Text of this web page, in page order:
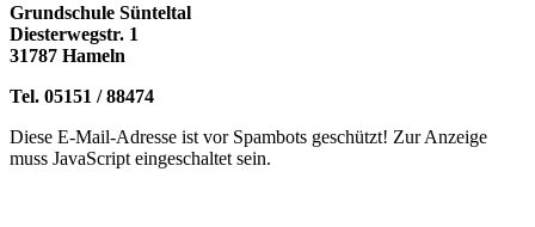
Grundschule Sünteltal
Diesterwegstr. 1
31787 Hameln
Tel. 05151 / 88474
Diese E-Mail-Adresse ist vor Spambots geschützt! Zur Anzeige
muss JavaScript eingeschaltet sein.